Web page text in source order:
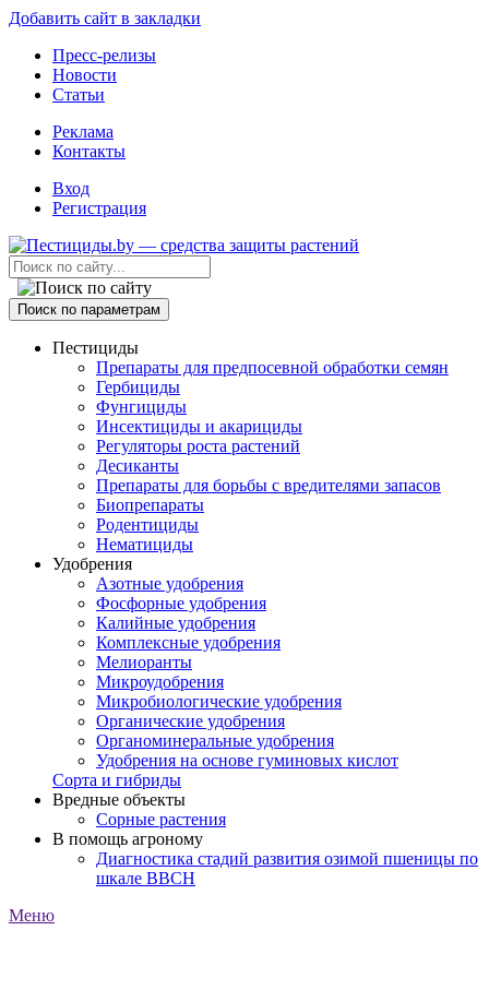
Добавить сайт в закладки
Пресс-релизы
Новости
Статьи
Реклама
Контакты
Вход
Регистрация
Поиск по параметрам
Пестициды
Препараты для предпосевной обработки семян
Гербициды
Фунгициды
Инсектициды и акарициды
Регуляторы роста растений
Десиканты
Препараты для борьбы с вредителями запасов
Биопрепараты
Родентициды
Нематициды
Удобрения
Азотные удобрения
Фосфорные удобрения
Калийные удобрения
Комплексные удобрения
Мелиоранты
Микроудобрения
Микробиологические удобрения
Органические удобрения
Органоминеральные удобрения
Удобрения на основе гуминовых кислот
Сорта и гибриды
Вредные объекты
Сорные растения
В помощь агроному
Диагностика стадий развития озимой пшеницы по
шкале ВВСН
Меню